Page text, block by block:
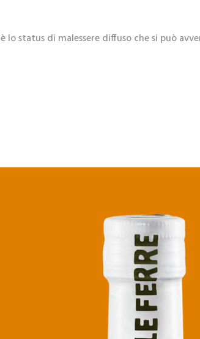
lo status di malessere diffuso che si può